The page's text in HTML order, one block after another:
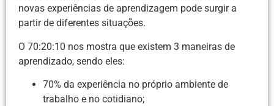
novas experiências de aprendizagem pode surgir a
partir de diferentes situações.
O 70:20:10 nos mostra que existem 3 maneiras de
aprendizado, sendo eles:
70% da experiência no próprio ambiente de
trabalho e no cotidiano;